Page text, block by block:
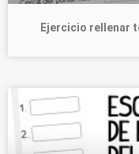
Ejercicio rellenar